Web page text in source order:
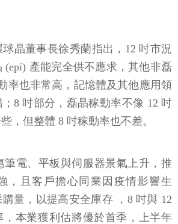
晶董事長徐秀蘭指出，12 吋市況
(epi) 產能完全供不應求，其他非磊
率也非常高，記憶體及其他應用領
8 吋部分，磊晶稼動率不像 12 吋
，但整體 8 吋稼動率也不差。
筆電、平板與伺服器景氣上升，推
，且客戶擔心同業因疫情影響生
量，以提高安全庫存 ，8 吋與 12
，本業獲利估將優於首季，上半年